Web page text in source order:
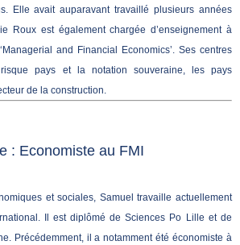
Elle avait auparavant travaillé plusieurs années
Roux est également chargée d’enseignement à
and Financial Economics’. Ses centres
pays et la notation souveraine, les pays
de la construction.
: Economiste au FMI
et sociales, Samuel travaille actuellement
Il est diplômé de Sciences Po Lille et de
Précédemment, il a notamment été économiste à